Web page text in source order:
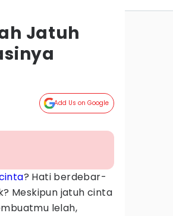
Jatuh
Add Us on Google
? Hati berdebar-
Meskipun jatuh cinta
lelah,